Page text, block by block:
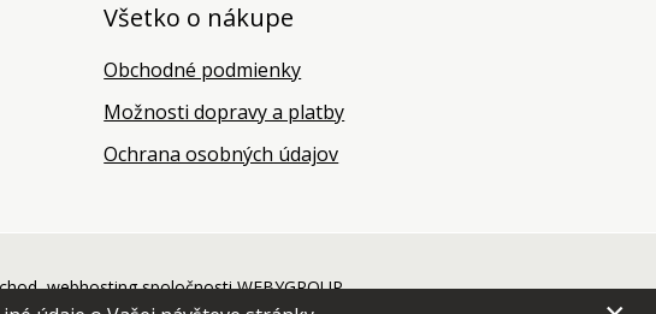
Všetko o nákupe
Obchodné podmienky
Možnosti dopravy a platby
Ochrana osobných údajov
,webhostingspoločnostiWEBYGROUP